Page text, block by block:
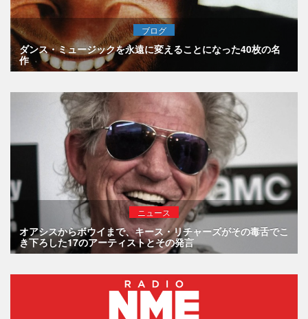
ブログ
ダンス・ミュージックを永遠に変えることになった40枚の名
作
ニュース
オアシスからボウイまで、キース・リチャーズがその毒舌でこ
き下ろした17のアーティストとその発言